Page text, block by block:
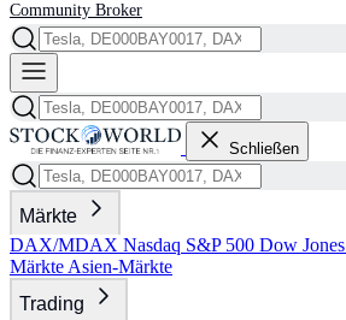
Community Broker
Schließen
Märkte
DAX/MDAX Nasdaq S&P 500 Dow Jones
Märkte Asien-Märkte
Trading